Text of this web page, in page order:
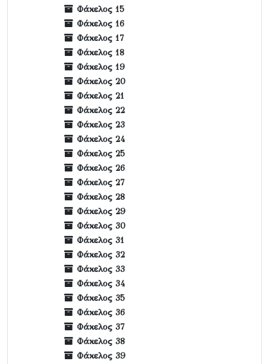
Φάκελος 15
Φάκελος 16
Φάκελος 17
Φάκελος 18
Φάκελος 19
Φάκελος 20
Φάκελος 21
Φάκελος 22
Φάκελος 23
Φάκελος 24
Φάκελος 25
Φάκελος 26
Φάκελος 27
Φάκελος 28
Φάκελος 29
Φάκελος 30
Φάκελος 31
Φάκελος 32
Φάκελος 33
Φάκελος 34
Φάκελος 35
Φάκελος 36
Φάκελος 37
Φάκελος 38
Φάκελος 39